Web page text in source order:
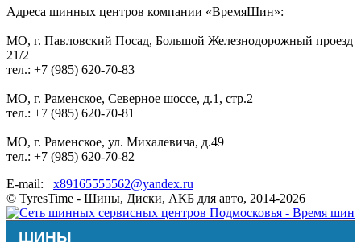
Адреса шинных центров компании «ВремяШин»:
МО, г. Павловский Посад, Большой Железнодорожный проезд
21/2
тел.: +7 (985) 620-70-83
МО, г. Раменское, Северное шоссе, д.1, стр.2
тел.: +7 (985) 620-70-81
МО, г. Раменское, ул. Михалевича, д.49
тел.: +7 (985) 620-70-82
E-mail: x89165555562@yandex.ru
© TyresTime - Шины, Диски, АКБ для авто, 2014-2026
ШИНЫ